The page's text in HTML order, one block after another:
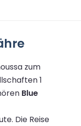
zum
1
Blue
Die Reise